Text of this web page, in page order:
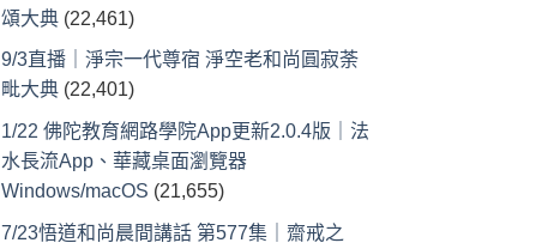
頌大典 (22,461)
9/3直播｜淨宗一代尊宿 淨空老和尚圓寂荼
毗大典 (22,401)
1/22 佛陀教育網路學院App更新2.0.4版｜法
水長流App、華藏桌面瀏覽器
Windows/macOS (21,655)
7/23悟道和尚晨間講話 第577集｜齋戒之